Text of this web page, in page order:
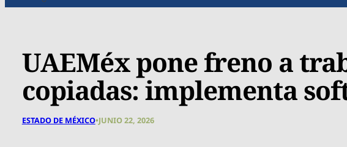
UAEMéx pone freno a
copiadas: implementa
ESTADO DE MÉXICO•JUNIO 22, 2026